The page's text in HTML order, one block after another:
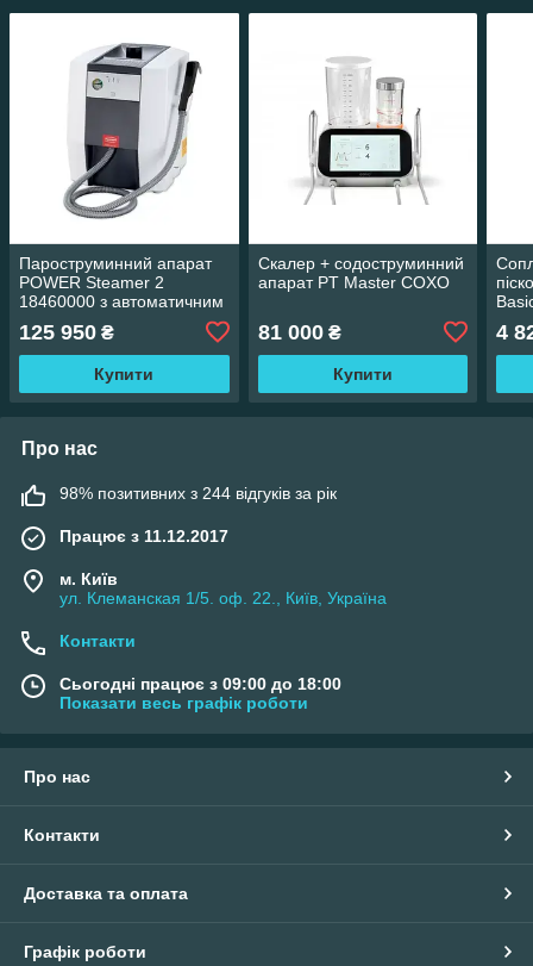
Пароструминний апарат
POWER Steamer 2
18460000 з автоматичним
125 950 ₴
Купити
Скалер + содоструминний
апарат PT Master COXO
81 000₴
Купити
4
Про нас
98% позитивних з 244 відгуків за рік
Працює з 11.12.2017
м. Київ
ул. Клеманская 1/5. оф. 22., Київ, Україна
Контакти
Сьогодні працює з 09:00 до 18:00
Показати весь графік роботи
Про нас
Контакти
Доставка та оплата
Графік роботи